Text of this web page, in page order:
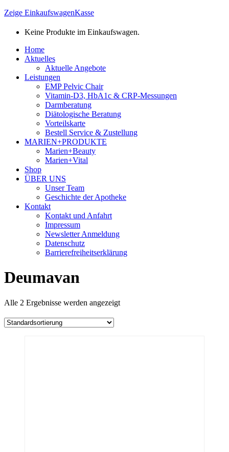
Zeige EinkaufswagenKasse
Keine Produkte im Einkaufswagen.
Home
Aktuelles
Aktuelle Angebote
Leistungen
EMP Pelvic Chair
Vitamin-D3, HbA1c & CRP-Messungen
Darmberatung
Diätologische Beratung
Vorteilskarte
Bestell Service & Zustellung
MARIEN+PRODUKTE
Marien+Beauty
Marien+Vital
Shop
ÜBER UNS
Unser Team
Geschichte der Apotheke
Kontakt
Kontakt und Anfahrt
Impressum
Newsletter Anmeldung
Datenschutz
Barrierefreiheitserklärung
Deumavan
Alle 2 Ergebnisse werden angezeigt